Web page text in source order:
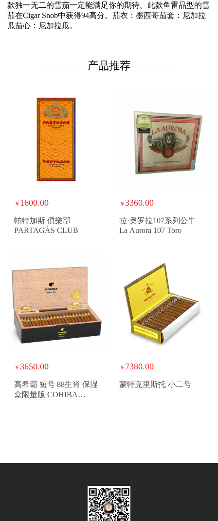
款独一无二的雪茄一定能满足你的期待。此款鱼雷品型的雪
茄在Cigar Snob中获得94高分。茄衣：墨西哥茄套：尼加拉
瓜茄心：尼加拉瓜。
产品推荐
￥ 1600.00
帕特加斯 俱樂部
PARTAGÁS CLUB
￥ 3360.00
拉·奥罗拉107系列公牛
La Aurora 107 Toro
￥ 3650.00
高希霸 短号 88生肖 保湿
盒限量版 COHIBA
￥ 7380.00
蒙特克里斯托 小二号